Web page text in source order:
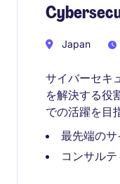
Japan
サイバーセキ
を解決する役
での活躍を目
最先端の
コンサル